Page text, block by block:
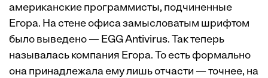
американские программисты, подчиненные
Егора. На стене офиса замысловатым шрифтом
было выведено — EGG Antivirus. Так теперь
называлась компания Егора. То есть формально
она принадлежала ему лишь отчасти — точнее, на